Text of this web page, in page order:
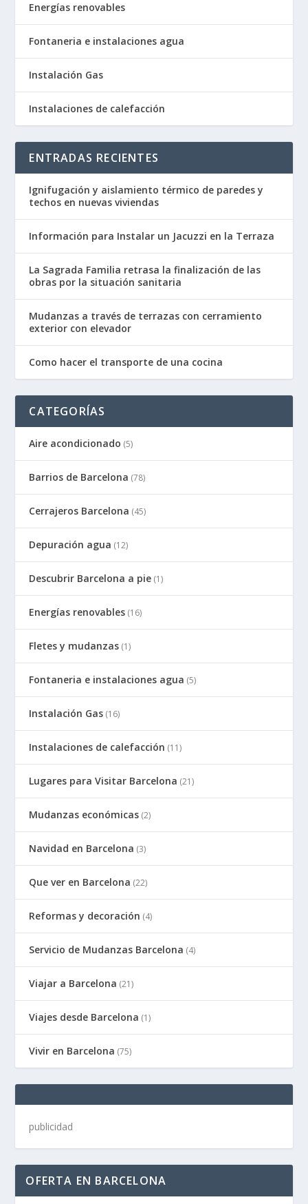
Energías renovables
Fontaneria e instalaciones agua
Instalación Gas
Instalaciones de calefacción
ENTRADAS RECIENTES
Ignifugación y aislamiento térmico de paredes y
techos en nuevas viviendas
Información para Instalar un Jacuzzi en la Terraza
La Sagrada Familia retrasa la finalización de las
obras por la situación sanitaria
Mudanzas a través de terrazas con cerramiento
exterior con elevador
Como hacer el transporte de una cocina
CATEGORÍAS
Aire acondicionado (5)
Barrios de Barcelona (78)
Cerrajeros Barcelona (45)
Depuración agua (12)
Descubrir Barcelona a pie (1)
Energías renovables (16)
Fletes y mudanzas (1)
Fontaneria e instalaciones agua (5)
Instalación Gas (16)
Instalaciones de calefacción (11)
Lugares para Visitar Barcelona (21)
Mudanzas económicas (2)
Navidad en Barcelona (3)
Que ver en Barcelona (22)
Reformas y decoración (4)
Servicio de Mudanzas Barcelona (4)
Viajar a Barcelona (21)
Viajes desde Barcelona (1)
Vivir en Barcelona (75)
publicidad
OFERTA EN BARCELONA